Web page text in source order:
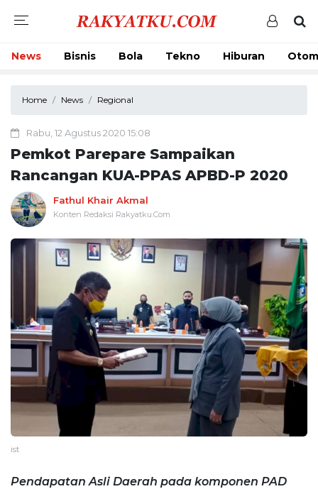
News Bisnis Bola Tekno Hiburan
Home News Regional
Rabu, 12 Agustus 2020 15:08
Pemkot Parepare Sampaikan
Rancangan KUA-PPAS APBD-P 2020
Fathul Khair Akmal
Konten Redaksi Rakyatku.Com
ist
Pendapatan Asli Daerah pada komponen PAD